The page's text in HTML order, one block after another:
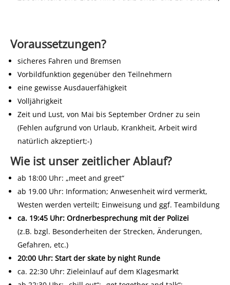
Voraussetzungen?
sicheres Fahren und Bremsen
Vorbildfunktion gegenüber den Teilnehmern
eine gewisse Ausdauerfähigkeit
Volljährigkeit
Zeit und Lust, von Mai bis September Ordner zu sein
(Fehlen aufgrund von Urlaub, Krankheit, Arbeit wird
natürlich akzeptiert;-)
Wie ist unser zeitlicher Ablauf?
ab 18:00 Uhr: „meet and greet“
ab 19.00 Uhr: Information; Anwesenheit wird vermerkt,
Westen werden verteilt; Einweisung und ggf. Teambildung
ca. 19:45 Uhr: Ordnerbesprechung mit der Polizei
(z.B. bzgl. Besonderheiten der Strecken, Änderungen,
Gefahren, etc.)
20:00 Uhr: Start der skate by night Runde
ca. 22:30 Uhr: Zieleinlauf auf dem Klagesmarkt